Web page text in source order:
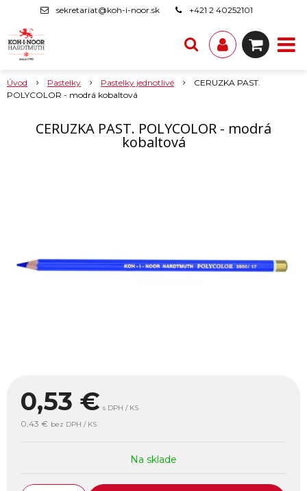
sekretariat@koh-i-noor.sk +421 2 40252101
Úvod Pastelky Pastelky jednotlivé
CERUZKA PAST.
POLYCOLOR - modrá kobaltová
CERUZKA PAST. POLYCOLOR - modrá
kobaltová
0,53 € s DPH / KS
0,43 € bez DPH / KS
Na sklade